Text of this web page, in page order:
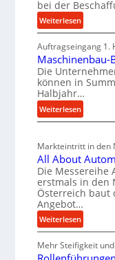
bei der
Weiterlesen:
M
a
t
e
r
i
a
l
e
r
s
o
g
u
n
g
Auftragseingang 1.
Maschinenbau-
Die
können in
Halbjahr…
Weiterlesen:
M
s
c
h
i
n
e
n
a
Markteintritt in den
All About
Die Messereihe
erstmals in den
Österreich baut
Angebot…
Weiterlesen:
A
l
l
Mehr Steifigkeit